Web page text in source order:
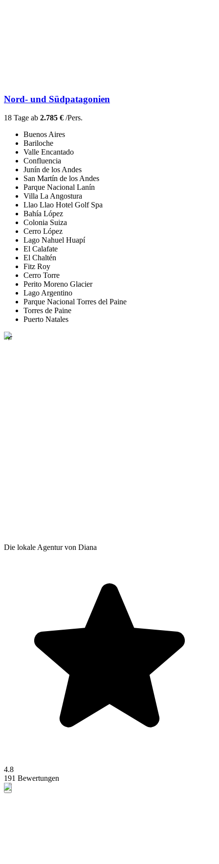
Nord- und Südpatagonien
18 Tage ab 2.785 € /Pers.
Buenos Aires
Bariloche
Valle Encantado
Confluencia
Junín de los Andes
San Martín de los Andes
Parque Nacional Lanín
Villa La Angostura
Llao Llao Hotel Golf Spa
Bahía López
Colonia Suiza
Cerro López
Lago Nahuel Huapí
El Calafate
El Chaltén
Fitz Roy
Cerro Torre
Perito Moreno Glacier
Lago Argentino
Parque Nacional Torres del Paine
Torres de Paine
Puerto Natales
Die lokale Agentur von Diana
4.8
191 Bewertungen